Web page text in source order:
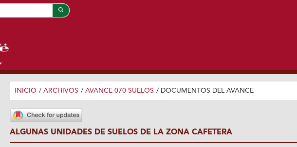
INICIO / ARCHIVOS / AVANCE 070 SUELOS / DOCUMENTOS DEL AVANCE
ALGUNAS UNIDADES DE SUELOS DE LA ZONA CAFETERA